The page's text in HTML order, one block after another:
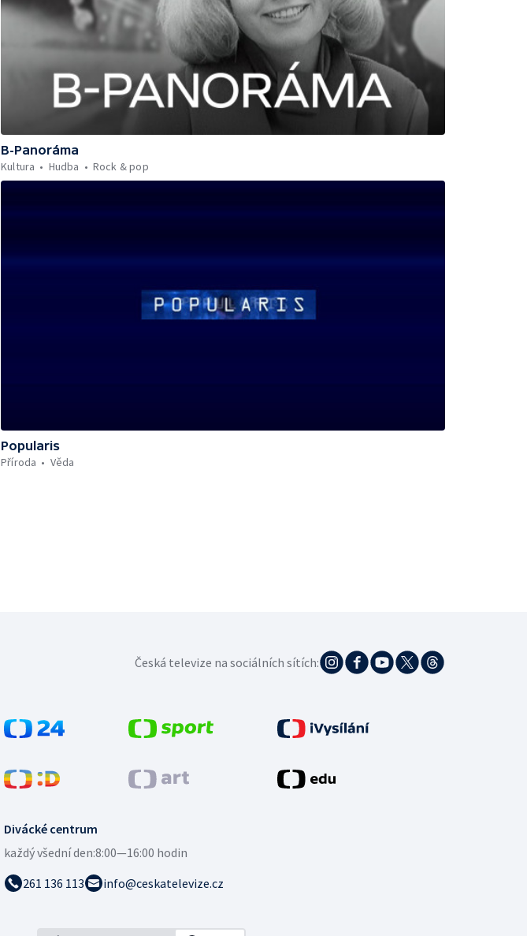
B-Panoráma
Kultura
Hudba Rock & pop
Popularis
Příroda
Věda
Divácké centrum
každý všední den:8:00—16:00 hodin
261 136 113
info@ceskatelevize.cz
Česká televize na sociálních sítích: